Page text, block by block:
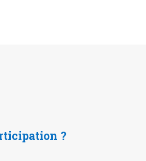
?